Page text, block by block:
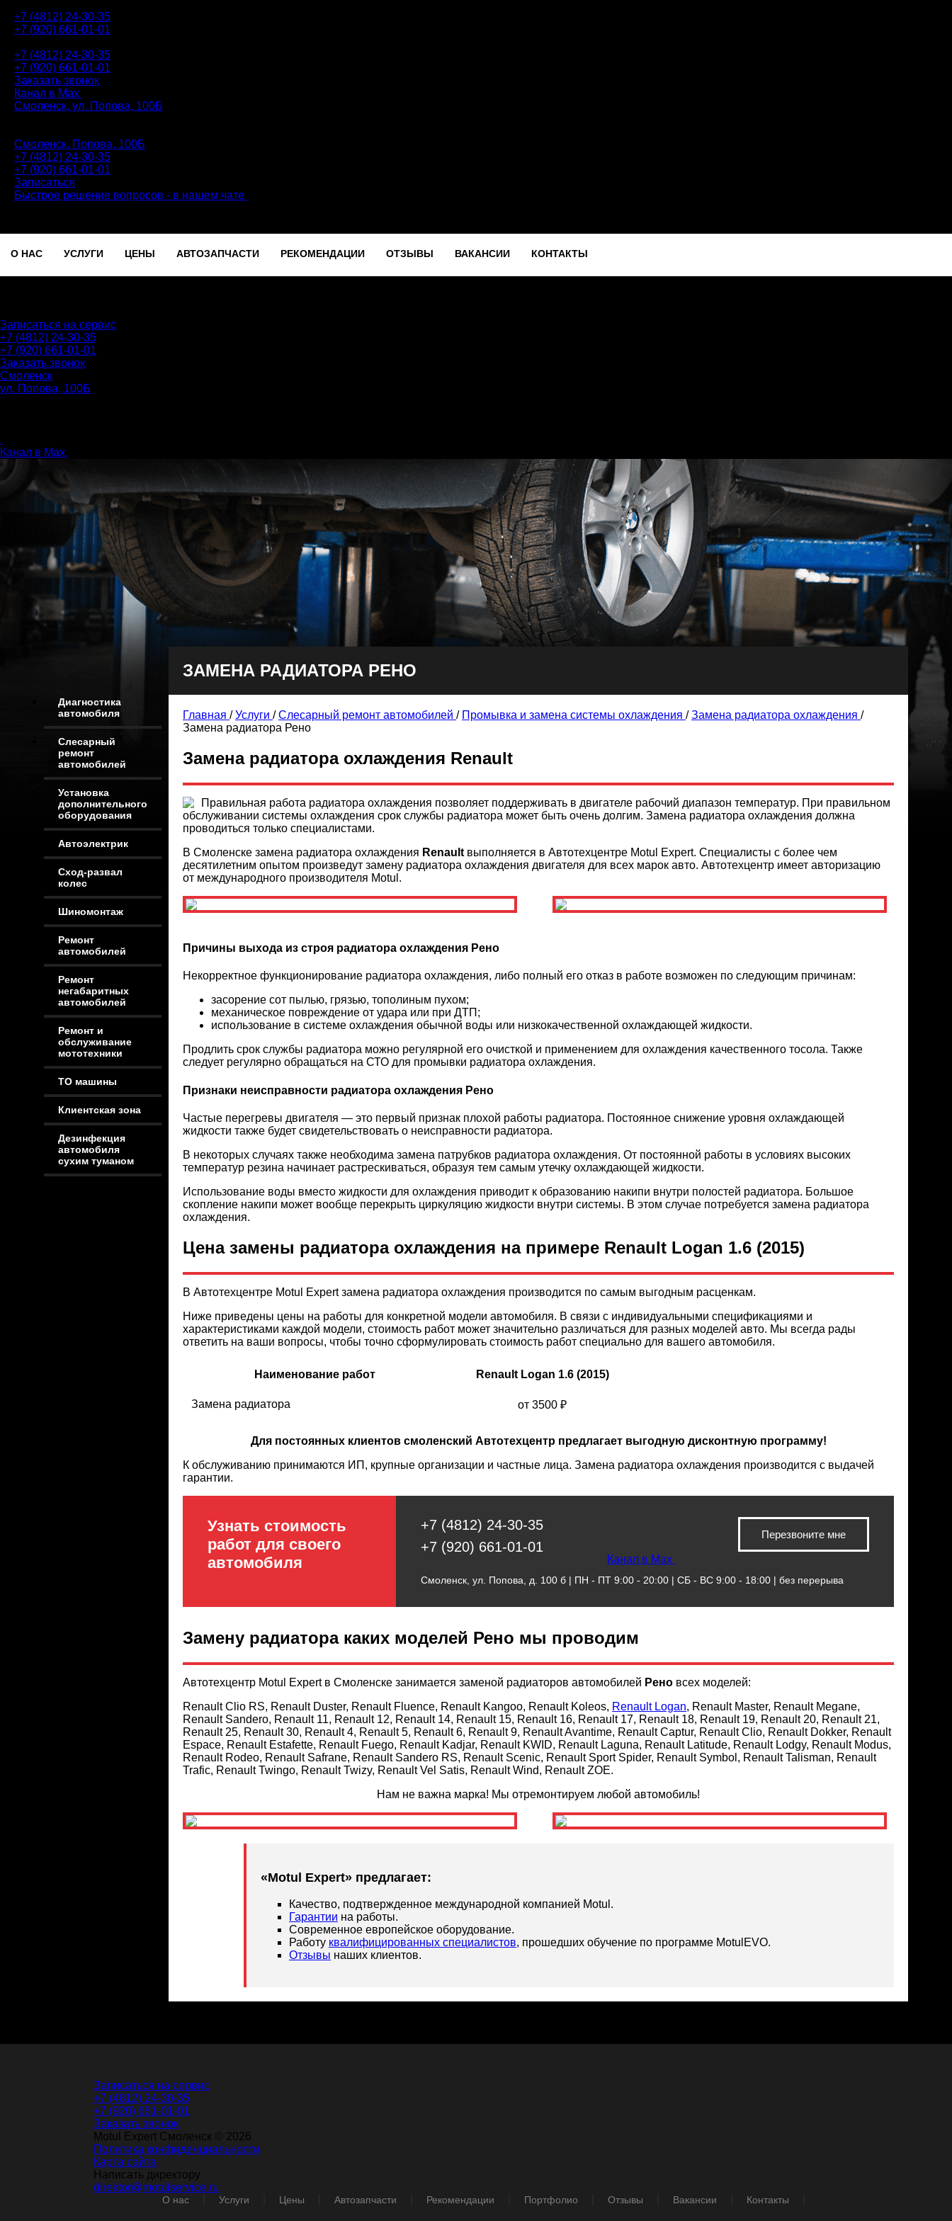
+7 (4812) 24-30-35
+7 (920) 661-01-01
+7 (4812) 24-30-35
+7 (920) 661-01-01
Заказать звонок
Канал в Max
Смоленск, ул. Попова, 100Б
Смоленск, Попова, 100Б
+7 (4812) 24-30-35
+7 (920) 661-01-01
Записаться
Быстрое решение вопросов - в нашем чате
О НАС УСЛУГИ ЦЕНЫ АВТОЗАПЧАСТИ РЕКОМЕНДАЦИИ ОТЗЫВЫ ВАКАНСИИ КОНТАКТЫ
Записаться на сервис
+7 (4812) 24-30-35
+7 (920) 661-01-01
Заказать звонок
Смоленск
ул. Попова, 100Б
Канал в Max
Диагностика
автомобиля
Слесарный
ремонт
автомобилей
Установка
дополнительного
оборудования
Автоэлектрик
Сход-развал
колес
Шиномонтаж
Ремонт
автомобилей
Ремонт
негабаритных
автомобилей
Ремонт и
обслуживание
мототехники
ТО машины
Клиентская зона
Дезинфекция
автомобиля
сухим туманом
ЗАМЕНА РАДИАТОРА РЕНО
Главная /Услуги /Слесарный ремонт автомобилей / Промывка и замена системы охлаждения /Замена радиатора охлаждения /
Замена радиатора Рено
Замена радиатора охлаждения Renault
Правильная работа радиатора охлаждения позволяет поддерживать в двигателе рабочий диапазон температур. При правильном
обслуживании системы охлаждения срок службы радиатора может быть очень долгим. Замена радиатора охлаждения должна
проводиться только специалистами.
В Смоленске замена радиатора охлаждения Renault выполняется в Автотехцентре Motul Expert. Специалисты с более чем
десятилетним опытом произведут замену радиатора охлаждения двигателя для всех марок авто. Автотехцентр имеет авторизацию
от международного производителя Motul.
Причины выхода из строя радиатора охлаждения Рено
Некорректное функционирование радиатора охлаждения, либо полный его отказ в работе возможен по следующим причинам:
засорение сот пылью, грязью, тополиным пухом;
механическое повреждение от удара или при ДТП;
использование в системе охлаждения обычной воды или низкокачественной охлаждающей жидкости.
Продлить срок службы радиатора можно регулярной его очисткой и применением для охлаждения качественного тосола. Также
следует регулярно обращаться на СТО для промывки радиатора охлаждения.
Признаки неисправности радиатора охлаждения Рено
Частые перегревы двигателя ― это первый признак плохой работы радиатора. Постоянное снижение уровня охлаждающей
жидкости также будет свидетельствовать о неисправности радиатора.
В некоторых случаях также необходима замена патрубков радиатора охлаждения. От постоянной работы в условиях высоких
температур резина начинает растрескиваться, образуя тем самым утечку охлаждающей жидкости.
Использование воды вместо жидкости для охлаждения приводит к образованию накипи внутри полостей радиатора. Большое
скопление накипи может вообще перекрыть циркуляцию жидкости внутри системы. В этом случае потребуется замена радиатора
охлаждения.
Цена замены радиатора охлаждения на примере Renault Logan 1.6 (2015)
В Автотехцентре Motul Expert замена радиатора охлаждения производится по самым выгодным расценкам.
Ниже приведены цены на работы для конкретной модели автомобиля. В связи с индивидуальными спецификациями и
характеристиками каждой модели, стоимость работ может значительно различаться для разных моделей авто. Мы всегда рады
ответить на ваши вопросы, чтобы точно сформулировать стоимость работ специально для вашего автомобиля.
Наименование работ Renault Logan 1.6 (2015)
Замена радиатора от 3500 ₽
Для постоянных клиентов смоленский Автотехцентр предлагает выгодную дисконтную программу!
К обслуживанию принимаются ИП, крупные организации и частные лица. Замена радиатора охлаждения производится с выдачей
гарантии.
Узнать стоимость
работ для своего
автомобиля
+7 (4812) 24-30-35
+7 (920) 661-01-01
Канал в Max
Перезвоните мне
Смоленск, ул. Попова, д. 100 б | ПН - ПТ 9:00 - 20:00 | СБ - ВС 9:00 - 18:00 | без перерыва
Замену радиатора каких моделей Рено мы проводим
Автотехцентр Motul Expert в Смоленске занимается заменой радиаторов автомобилей Рено всех моделей:
Renault Clio RS, Renault Duster, Renault Fluence, Renault Kangoo, Renault Koleos, Renault Logan, Renault Master, Renault Megane,
Renault Sandero, Renault 11, Renault 12, Renault 14, Renault 15, Renault 16, Renault 17, Renault 18, Renault 19, Renault 20, Renault 21,
Renault 25, Renault 30, Renault 4, Renault 5, Renault 6, Renault 9, Renault Avantime, Renault Captur, Renault Clio, Renault Dokker, Renault
Espace, Renault Estafette, Renault Fuego, Renault Kadjar, Renault KWID, Renault Laguna, Renault Latitude, Renault Lodgy, Renault Modus,
Renault Rodeo, Renault Safrane, Renault Sandero RS, Renault Scenic, Renault Sport Spider, Renault Symbol, Renault Talisman, Renault
Trafic, Renault Twingo, Renault Twizy, Renault Vel Satis, Renault Wind, Renault ZOE.
Нам не важна марка! Мы отремонтируем любой автомобиль!
«Motul Expert» предлагает:
Качество, подтвержденное международной компанией Motul.
Гарантии на работы.
Современное европейское оборудование.
Работу квалифицированных специалистов, прошедших обучение по программе MotulEVO.
Отзывы наших клиентов.
Записаться на сервис
+7 (4812) 24-30-35
+7 (920) 661-01-01
Заказать звонок
Motul Expert Смоленск © 2026
Политика конфиденциальности
Карта сайта
Написать директору
direktor@motulservice.ru
О нас Услуги Цены Автозапчасти Рекомендации Портфолио Отзывы Вакансии Контакты